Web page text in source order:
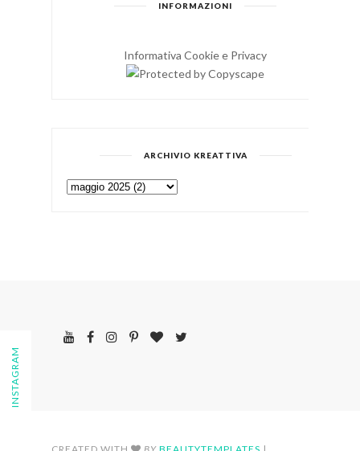
INFORMAZIONI
Informativa Cookie e Privacy
ARCHIVIO KREATTIVA
FOLLOW ON INSTAGRAM